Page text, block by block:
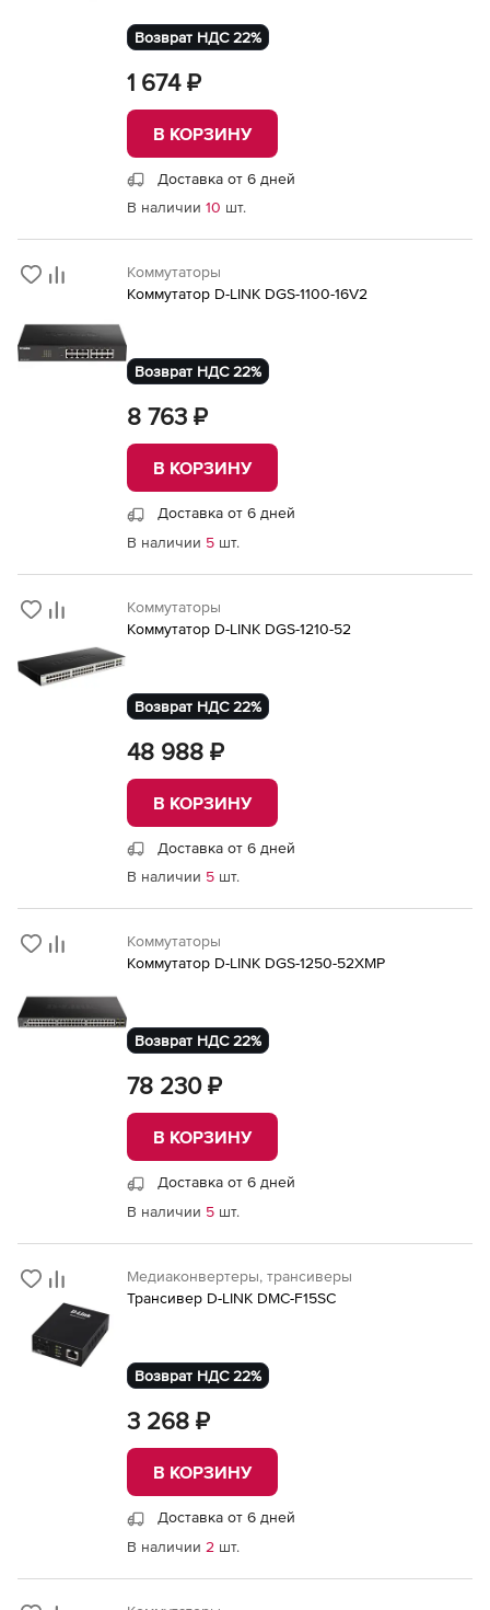
Возврат НДС 22%
1 674 ₽
В КОРЗИНУ
Доставка от 6 дней
В наличии 10 шт.
Коммутаторы
Коммутатор D-LINK DGS-1100-16V2
Возврат НДС 22%
8 763 ₽
В КОРЗИНУ
Доставка от 6 дней
В наличии 5 шт.
Коммутаторы
Коммутатор D-LINK DGS-1210-52
Возврат НДС 22%
48 988 ₽
В КОРЗИНУ
Доставка от 6 дней
В наличии 5 шт.
Коммутаторы
Коммутатор D-LINK DGS-1250-52XMP
Возврат НДС 22%
78 230 ₽
В КОРЗИНУ
Доставка от 6 дней
В наличии 5 шт.
Медиаконвертеры, трансиверы
Трансивер D-LINK DMC-F15SC
Возврат НДС 22%
3 268 ₽
В КОРЗИНУ
Доставка от 6 дней
В наличии 2 шт.